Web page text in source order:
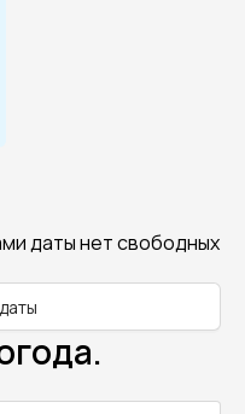
даты нет свободных